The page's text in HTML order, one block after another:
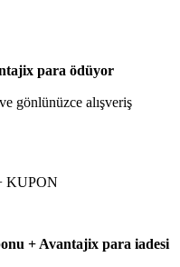
para ödüyor
gönlünüzce alışveriş
KUPON
+ Avantajix para iadesi